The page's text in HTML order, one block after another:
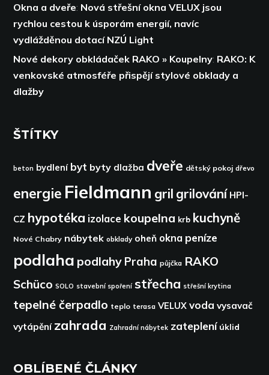
Okna a dveře: Nová střešní okna VELUX jsou
rychlou cestou k úsporám energií, navíc
vydlážděnou dotací NZÚ Light
Nové dekory obkládaček RAKO » Koupelny: RAKO: K
venkovské atmosféře přispějí stylové obklady a
dlažby
ŠTÍTKY
beton bydlení byt byty dlažba dveře dětský pokoj dřevo
energie Fieldmann gril grilování HPI-
CZ hypotéka izolace koupelna krb kuchyně
Nové Chabry nábytek obklady oheň okna peníze
podlaha podlahy Praha půjčka RAKO
Schüco SOLO stavební spoření střecha střešní krytina
tepelné čerpadlo teplo terasa VELUX voda vysavač
vytápění zahrada Zahradní nábytek zateplení úklid
OBLÍBENÉ ČLÁNKY